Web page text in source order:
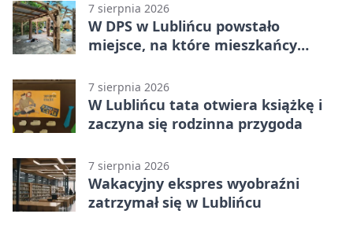
7 sierpnia 2026
W DPS w Lublińcu powstało
miejsce, na które mieszkańcy
7 sierpnia 2026
W Lublińcu tata otwiera książkę i
zaczyna się rodzinna przygoda
7 sierpnia 2026
Wakacyjny ekspres wyobraźni
zatrzymał się w Lublińcu